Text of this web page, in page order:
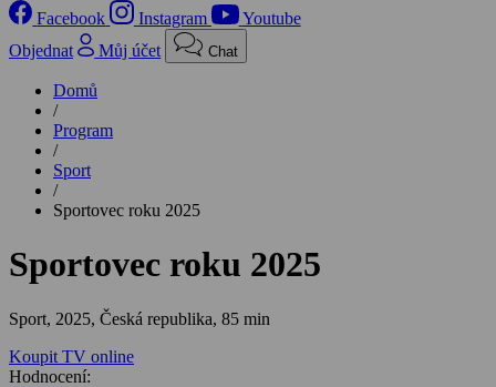
Facebook Instagram
Youtube
Objednat
Můj účet Chat
Domů
/
Program
/
Sport
/
Sportovec roku 2025
Sportovec roku 2025
Sport, 2025, Česká republika, 85 min
Koupit TV online
Hodnocení: